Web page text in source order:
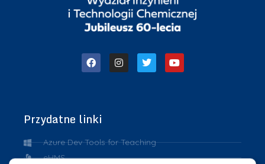
Przydatne linki
Azure Dev Tools for Teaching
eHMS